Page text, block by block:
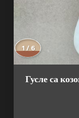
1 / 6
Гусле са